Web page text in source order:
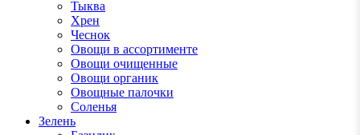
Тыква
Хрен
Чеснок
Овощи в ассортименте
Овощи очищенные
Овощи органик
Овощные палочки
Соленья
Зелень